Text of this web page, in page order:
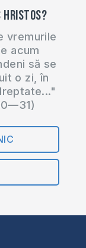
Hristos?
vremurile
acum
să se
o zi, în